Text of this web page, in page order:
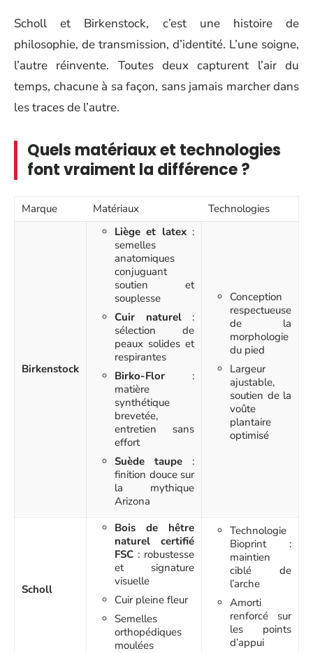
Scholl et Birkenstock, c’est une histoire de
philosophie, de transmission, d’identité. L’une soigne,
l’autre réinvente. Toutes deux capturent l’air du
temps, chacune à sa façon, sans jamais marcher dans
les traces de l’autre.
Quels matériaux et technologies
font vraiment la différence ?
Marque Matériaux Technologies
Birkenstock
Liège et latex:
semelles
anatomiques
conjuguant
soutien et
souplesse
Cuir naturel:
sélection de
peaux solides et
respirantes
Birko-Flor :
matière
synthétique
brevetée,
entretien sans
effort
Suède taupe :
finition douce sur
la mythique
Arizona
Conception
respectueuse
de la
morphologie
du pied
Largeur
ajustable,
soutien de la
voûte
plantaire
optimisé
Scholl
Bois de hêtre
naturel certifié
FSC : robustesse
et signature
visuelle
Cuir pleine fleur
Semelles
orthopédiques
moulées
Technologie
Bioprint :
maintien
ciblé de
l’arche
Amorti
renforcé sur
les points
d’appui